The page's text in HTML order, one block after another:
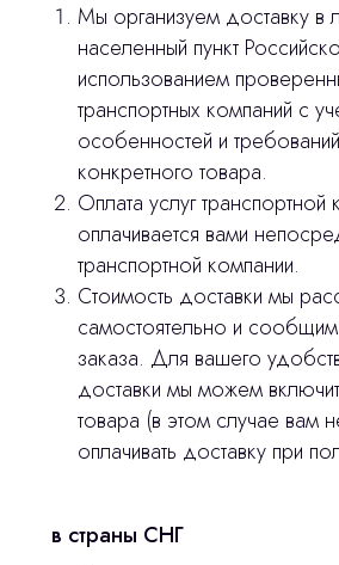
Мы организуем доставку в
населенный пункт
использованием
транспортных компаний с
особенностей и
конкретного товара.
Оплата услуг транспортной
оплачивается вами
транспортной компании.
Стоимость доставки мы
самостоятельно и
заказа. Для вашего
доставки мы можем
товара (в этом случае вам
оплачивать доставку при
в страны СНГ
сделано
Главная
Продукция
3D печать
Лицензирование
Изготовление хирургических шаблонов
Оплата и доставка
stasicus